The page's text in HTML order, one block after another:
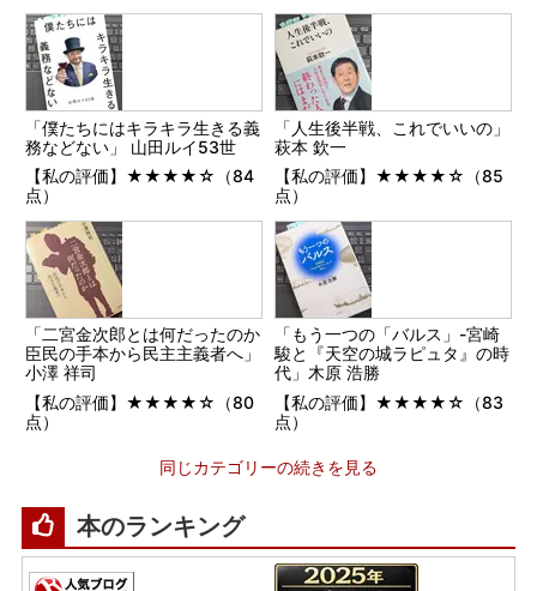
「僕たちにはキラキラ生きる義
務などない」 山田ルイ53世
【私の評価】★★★★☆（84
点）
「人生後半戦、これでいいの」
萩本 欽一
【私の評価】★★★★☆（85
点）
「二宮金次郎とは何だったのか
臣民の手本から民主主義者へ」
小澤 祥司
【私の評価】★★★★☆（80
点）
「もう一つの「バルス」-宮崎
駿と『天空の城ラピュタ』の時
代」木原 浩勝
【私の評価】★★★★☆（83
点）
同じカテゴリーの続きを見る
本のランキング